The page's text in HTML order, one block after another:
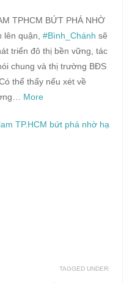
TPHCM BỨT PHÁ NHỜ
lên quận, #Bình_Chánh sẽ
triển đô thị bền vững, tác
chung và thị trường BĐS
thể thấy nếu xét về
More
TP.HCM bứt phá nhờ hạ
TAGGED UNDER: